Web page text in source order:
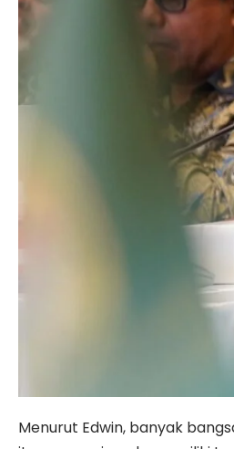
Menurut Edwin, banyak